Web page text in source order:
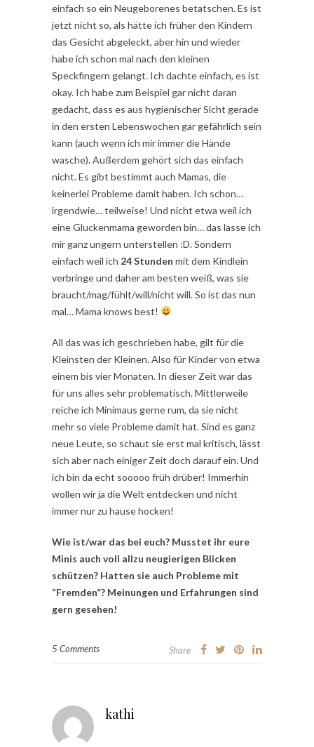
einfach so ein Neugeborenes betatschen. Es ist
jetzt nicht so, als hätte ich früher den Kindern
das Gesicht abgeleckt, aber hin und wieder
habe ich schon mal nach den kleinen
Speckfingern gelangt. Ich dachte einfach, es ist
okay. Ich habe zum Beispiel gar nicht daran
gedacht, dass es aus hygienischer Sicht gerade
in den ersten Lebenswochen gar gefährlich sein
kann (auch wenn ich mir immer die Hände
wasche). Außerdem gehört sich das einfach
nicht. Es gibt bestimmt auch Mamas, die
keinerlei Probleme damit haben. Ich schon…
irgendwie… teilweise! Und nicht etwa weil ich
eine Gluckenmama geworden bin… das lasse ich
mir ganz ungern unterstellen :D. Sondern
einfach weil ich 24 Stunden mit dem Kindlein
verbringe und daher am besten weiß, was sie
braucht/mag/fühlt/will/nicht will. So ist das nun
mal… Mama knows best!
All das was ich geschrieben habe, gilt für die
Kleinsten der Kleinen. Also für Kinder von etwa
einem bis vier Monaten. In dieser Zeit war das
für uns alles sehr problematisch. Mittlerweile
reiche ich Minimaus gerne rum, da sie nicht
mehr so viele Probleme damit hat. Sind es ganz
neue Leute, so schaut sie erst mal kritisch, lässt
sich aber nach einiger Zeit doch darauf ein. Und
ich bin da echt sooooo früh drüber! Immerhin
wollen wir ja die Welt entdecken und nicht
immer nur zu hause hocken!
Wie ist/war das bei euch? Musstet ihr eure
Minis auch voll allzu neugierigen Blicken
schützen? Hatten sie auch Probleme mit
“Fremden”? Meinungen und Erfahrungen sind
gern gesehen!
5 Comments Share
kathi